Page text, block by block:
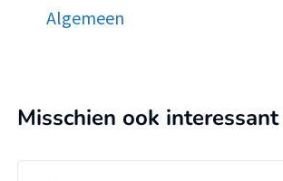
Algemeen
Misschien ook